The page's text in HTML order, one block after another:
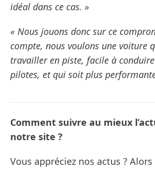
idéal dans ce cas. »
« Nous jouons donc sur ce
compte, nous voulons une voiture
travailler en piste, facile à
pilotes, et qui soit plus
Comment suivre au mieux
notre site ?
Vous appréciez nos actus ?